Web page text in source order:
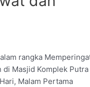
rangka
di Masjid Komplek Putra
Malam Pertama